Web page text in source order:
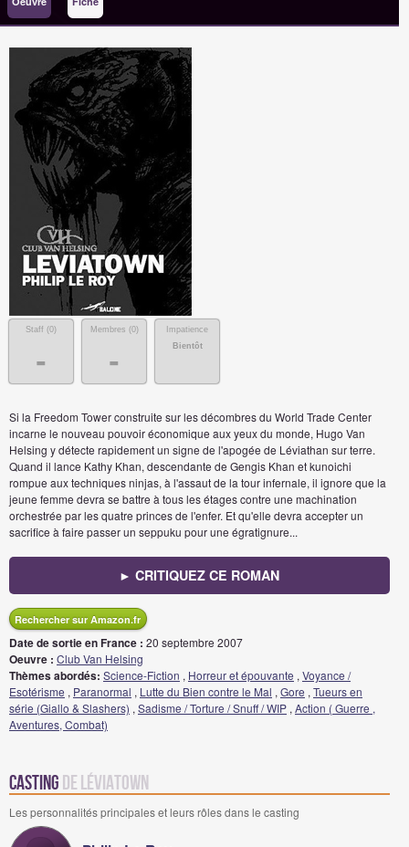
Staff (0)
-
Membres (0)
-
Impatience
Bientôt
Si la Freedom Tower construite sur les décombres du World Trade Center
incarne le nouveau pouvoir économique aux yeux du monde, Hugo Van
Helsing y détecte rapidement un signe de l'apogée de Léviathan sur terre.
Quand il lance Kathy Khan, descendante de Gengis Khan et kunoichi
rompue aux techniques ninjas, à l'assaut de la tour infernale, il ignore que la
jeune femme devra se battre à tous les étages contre une machination
orchestrée par les quatre princes de l'enfer. Et qu'elle devra accepter un
sacrifice à faire passer un seppuku pour une égratignure...
► CRITIQUEZ CE ROMAN
Rechercher sur Amazon.fr
Date de sortie en France : 20 septembre 2007
Oeuvre : Club Van Helsing
Thèmes abordés: Science-Fiction , Horreur et épouvante , Voyance /
Esotérisme , Paranormal , Lutte du Bien contre le Mal , Gore , Tueurs en
série (Giallo & Slashers) , Sadisme / Torture / Snuff / WIP , Action ( Guerre ,
Aventures, Combat)
Casting de Léviatown
Les personnalités principales et leurs rôles dans le casting